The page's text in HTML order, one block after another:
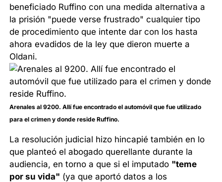
beneficiado Ruffino con una medida alternativa a
la prisión "puede verse frustrado" cualquier tipo
de procedimiento que intente dar con los hasta
ahora evadidos de la ley que dieron muerte a
Oldani.
Arenales al 9200. Allí fue encontrado el automóvil que fue utilizado
para el crimen y donde reside Ruffino.
La resolución judicial hizo hincapié también en lo
que planteó el abogado querellante durante la
audiencia, en torno a que si el imputado "teme
por su vida" (ya que aportó datos a los